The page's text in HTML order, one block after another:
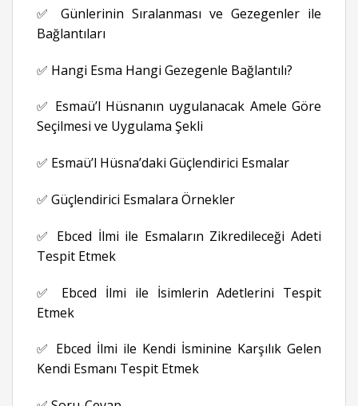
✅ Günlerinin Sıralanması ve Gezegenler ile
Bağlantıları
✅ Hangi Esma Hangi Gezegenle Bağlantılı?
✅ Esmaü’l Hüsnanın uygulanacak Amele Göre
Seçilmesi ve Uygulama Şekli
✅ Esmaü’l Hüsna’daki Güçlendirici Esmalar
✅ Güçlendirici Esmalara Örnekler
✅ Ebced İlmi ile Esmaların Zikredileceği Adeti
Tespit Etmek
✅ Ebced İlmi ile İsimlerin Adetlerini Tespit
Etmek
✅ Ebced İlmi ile Kendi İsminine Karşılık Gelen
Kendi Esmanı Tespit Etmek